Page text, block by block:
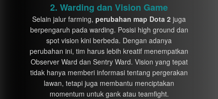
2. Warding dan Vision Game
Selain jalur farming, perubahan map Dota 2 juga
berpengaruh pada warding. Posisi high ground dan
spot vision kini berbeda. Dengan adanya
perubahan ini, tim harus lebih kreatif menempatkan
Observer Ward dan Sentry Ward. Vision yang tepat
tidak hanya memberi informasi tentang pergerakan
lawan, tetapi juga membantu menciptakan
momentum untuk gank atau teamfight.